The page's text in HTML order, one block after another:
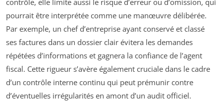
pourrait être interprétée comme une manœuvre délibérée.
Par exemple, un chef d’entreprise ayant conservé et classé
ses factures dans un dossier clair évitera les demandes
répétées d’informations et gagnera la confiance de l’agent
fiscal. Cette rigueur s’avère également cruciale dans le cadre
d’un contrôle interne continu qui peut prémunir contre
d’éventuelles irrégularités en amont d’un audit officiel.